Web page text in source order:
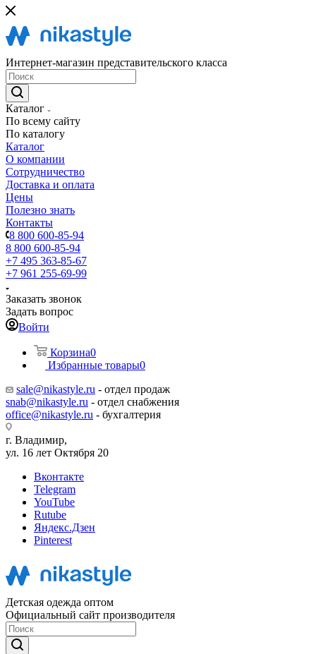
Интернет-магазин представительского класса
Каталог
По всему сайту
По каталогу
Каталог
О компании
Сотрудничество
Доставка и оплата
Цены
Полезно знать
Контакты
8 800 600-85-94
8 800 600-85-94
+7 495 363-85-67
+7 961 255-69-99
Заказать звонок
Задать вопрос
Войти
Корзина0
Избранные товары0
sale@nikastyle.ru - отдел продаж
snab@nikastyle.ru - отдел снабжения
office@nikastyle.ru - бухгалтерия
г. Владимир,
ул. 16 лет Октября 20
Вконтакте
Telegram
YouTube
Rutube
Яндекс.Дзен
Pinterest
Детская одежда оптом
Официальный сайт производителя